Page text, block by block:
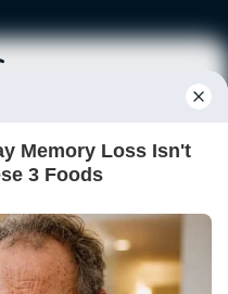
Daftar